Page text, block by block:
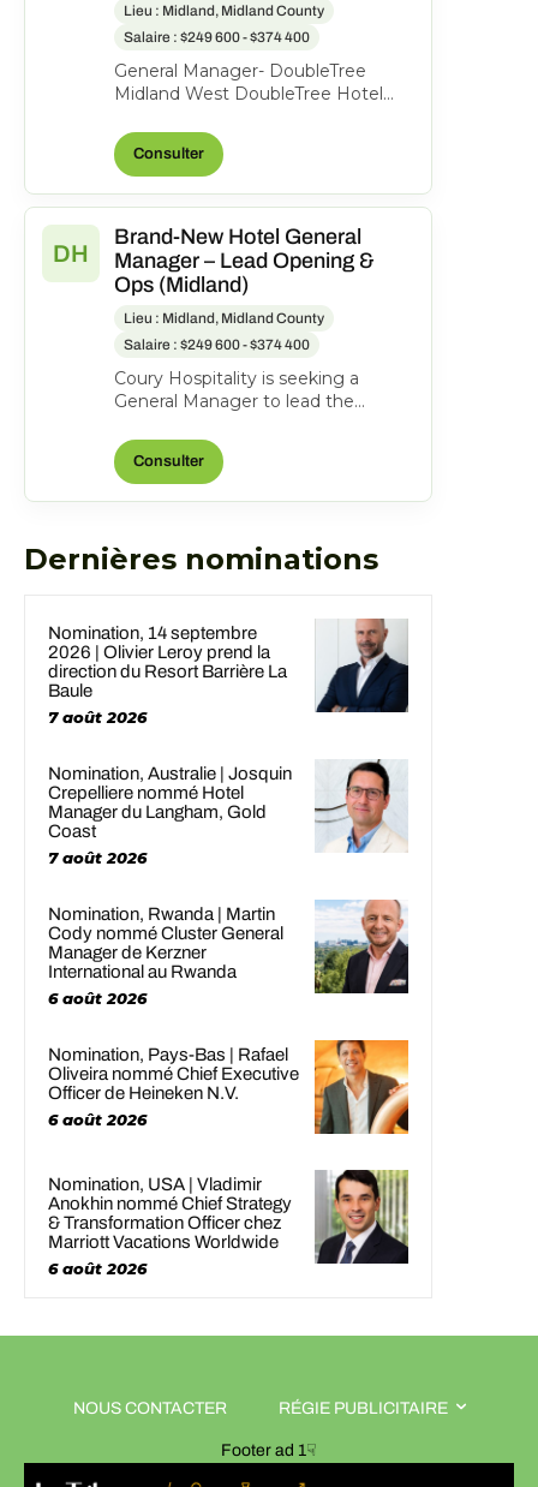
Lieu : Midland, Midland County
Salaire : $249 600 - $374 400
General Manager- DoubleTree
Midland West DoubleTree Hotel
Midland, Texas, United State...
Consulter
DH
Brand-New Hotel General
Manager – Lead Opening &
Ops (Midland)
Lieu : Midland, Midland County
Salaire : $249 600 - $374 400
Coury Hospitality is seeking a
General Manager to lead the
the new DoubleTree Midla...
Consulter
Dernières nominations
Nomination, 14 septembre
2026 | Olivier Leroy prend la
direction du Resort Barrière La
Baule
7 août 2026
Nomination, Australie | Josquin
Crepelliere nommé Hotel
Manager du Langham, Gold
Coast
7 août 2026
Nomination, Rwanda | Martin
Cody nommé Cluster General
Manager de Kerzner
International au Rwanda
6 août 2026
Nomination, Pays-Bas | Rafael
Oliveira nommé Chief Executive
Officer de Heineken N.V.
6 août 2026
Nomination, USA | Vladimir
Anokhin nommé Chief Strategy
& Transformation Officer chez
Marriott Vacations Worldwide
6 août 2026
NOUS CONTACTER RÉGIE PUBLICITAIRE
Footer ad 1☟